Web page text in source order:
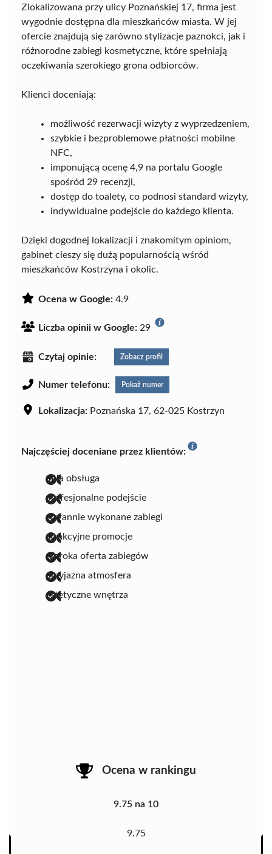
Zlokalizowana przy ulicy Poznańskiej 17, firma jest
wygodnie dostępna dla mieszkańców miasta. W jej
ofercie znajdują się zarówno stylizacje paznokci, jak i
różnorodne zabiegi kosmetyczne, które spełniają
oczekiwania szerokiego grona odbiorców.
Klienci doceniają:
możliwość rezerwacji wizyty z wyprzedzeniem,
szybkie i bezproblemowe płatności mobilne
NFC,
imponującą ocenę 4,9 na portalu Google
spośród 29 recenzji,
dostęp do toalety, co podnosi standard wizyty,
indywidualne podejście do każdego klienta.
Dzięki dogodnej lokalizacji i znakomitym opiniom,
gabinet cieszy się dużą popularnością wśród
mieszkańców Kostrzyna i okolic.
Ocena w Google: 4.9
Liczba opinii w Google: 29
Czytaj opinie: Zobacz profil
Numer telefonu: Pokaż numer
Lokalizacja: Poznańska 17, 62-025 Kostrzyn
Najczęściej doceniane przez klientów:
miła obsługa
profesjonalne podejście
starannie wykonane zabiegi
atrakcyjne promocje
szeroka oferta zabiegów
przyjazna atmosfera
estetyczne wnętrza
Ocena w rankingu
9.75 na 10
9.75